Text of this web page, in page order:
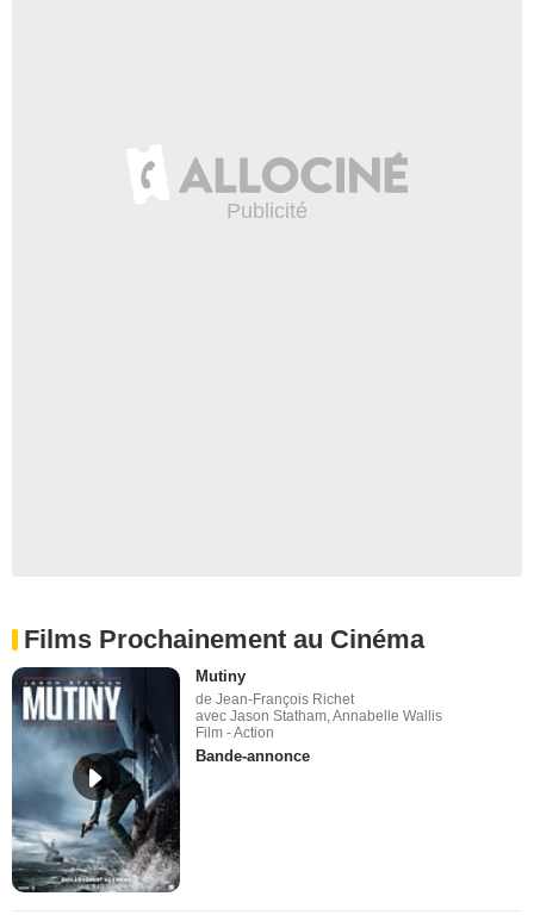
Films Prochainement au Cinéma
Mutiny
de Jean-François Richet
avec Jason Statham, Annabelle Wallis
Film - Action
Bande-annonce